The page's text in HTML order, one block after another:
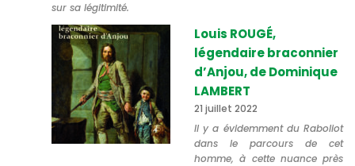
sur sa légitimité.
Louis ROUGÉ,
légendaire braconnier
d’Anjou, de Dominique
LAMBERT
21 juillet 2022
Il y a évidemment du Raboliot
dans le parcours de cet
homme, à cette nuance près